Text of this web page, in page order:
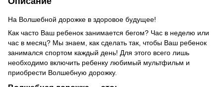
На Волшебной дорожке в здоровое будущее!
Как часто Ваш ребенок занимается бегом? Час в неделю или
час в месяц? Мы знаем, как сделать так, чтобы Ваш ребенок
занимался спортом каждый день! Для этого всего лишь
необходимо включить ребенку любимый мультфильм и
приобрести Волшебную дорожку.